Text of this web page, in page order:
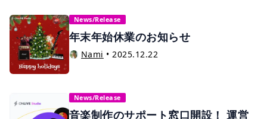
News/Release
年末年始休業のお知らせ
Nami •2025.12.22
News/Release
音楽制作のサポート窓口開設！ 運営